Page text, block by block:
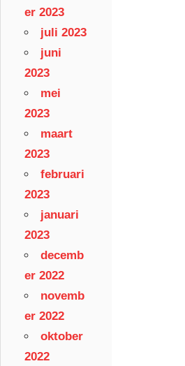
er 2023
juli 2023
juni
2023
mei
2023
maart
2023
februari
2023
januari
2023
decemb
er 2022
novemb
er 2022
oktober
2022